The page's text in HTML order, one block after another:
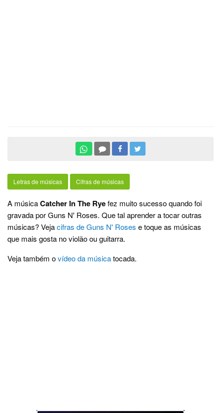
Letras de músicas Cifras de músicas
A músicaCatcher In The Ryefez muito sucesso quando foi
gravada por Guns N' Roses. Que tal aprender a tocar outras
músicas? Vejacifras de Guns N' Roses e toque as músicas
que mais gosta no violão ou guitarra.
Veja também ovídeo da músicatocada.